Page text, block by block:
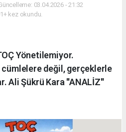
03.04.2026 - 21:32
kez okundu.
Yönetilemiyor.
cümlelere değil, gerçeklerle
Ali Şükrü Kara ''ANALİZ''